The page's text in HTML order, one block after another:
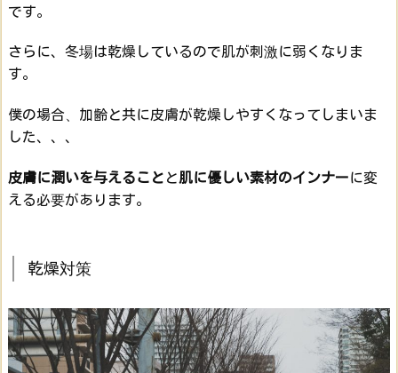
です。
さらに、 冬場は乾燥しているので肌が刺激に弱くなりま
す。
僕の場合、加齢と共に皮膚が乾燥しやすくなってしまいま
した、、、
皮膚に潤いを与えることと肌に優しい素材のインナーに変
える必要があります。
乾燥対策